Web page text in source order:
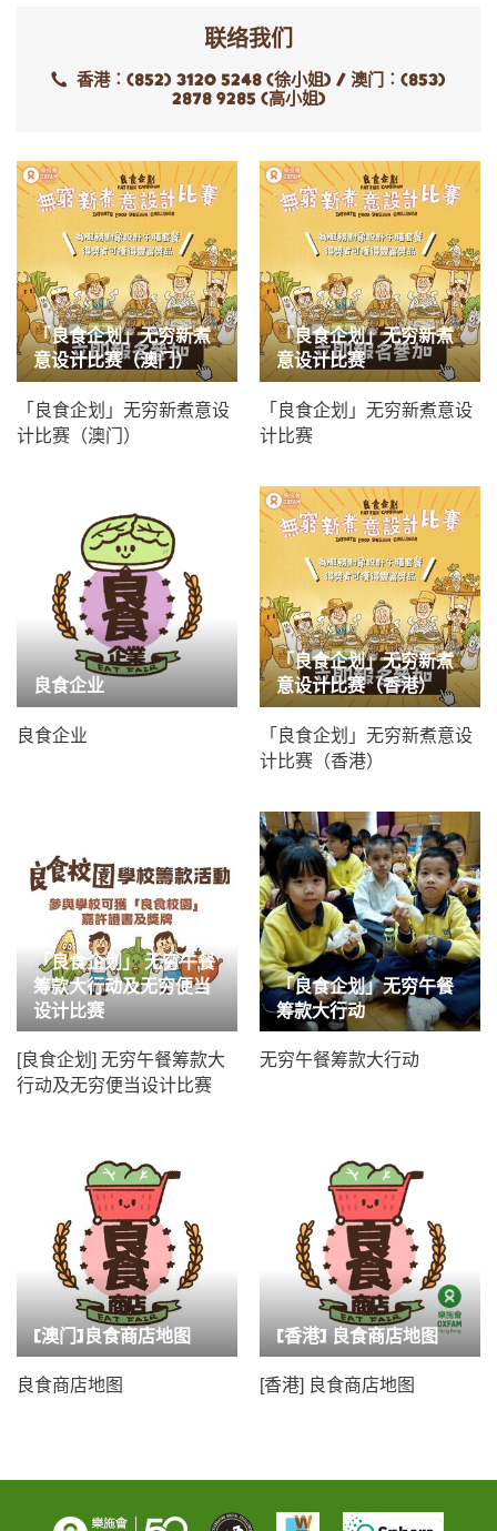
联络我们
香港︰(852) 3120 5248 (徐小姐) / 澳门︰(853)
2878 9285 (高小姐)
「良食企划」无穷新煮
意设计比赛（澳门）
「良食企划」无穷新煮意设
计比赛（澳门）
「良食企划」无穷新煮
意设计比赛
「良食企划」无穷新煮意设
计比赛
良食企业
良食企业
「良食企划」无穷新煮
意设计比赛（香港）
「良食企划」无穷新煮意设
计比赛（香港）
「良食企划」 无穷午餐
筹款大行动及无穷便当
设计比赛
[良食企划] 无穷午餐筹款大
行动及无穷便当设计比赛
「良食企划」无穷午餐
筹款大行动
无穷午餐筹款大行动
[澳门]良食商店地图
良食商店地图
[香港] 良食商店地图
[香港] 良食商店地图